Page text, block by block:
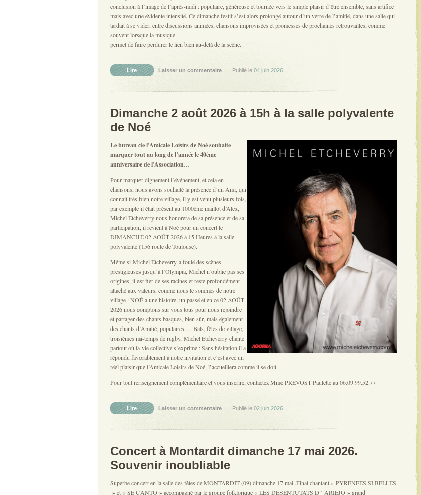
conclusion à l’image de l’après-midi : populaire, généreuse et tournée vers le simple plaisir d’être ensemble, sans artifice
mais avec une évidente intensité. Ce dimanche festif s’est alors prolongé autour d’un verre de l’amitié, dans une salle qui
tardait à se vider, entre discussions animées, chansons improvisées et promesses de prochaines retrouvailles, comme
souvent lorsque la musique
permet de faire perdurer le lien bien au-delà de la scène.
Lire Laisser un commentaire| Publié le 04 juin 2026
Dimanche 2 août 2026 à 15h à la salle polyvalente
de Noé
Le bureau de l’Amicale Loisirs de Noé souhaite
marquer tout au long de l’année le 40ème
anniversaire de l’Association…
Pour marquer dignement l’événement, et cela en
chansons, nous avons souhaité la présence d’un Ami, qui
connait très bien notre village, il y est venu plusieurs fois,
par exemple il était présent au 1000ème maillot d’Alex,
Michel Etcheverry nous honorera de sa présence et de sa
participation, il revient à Noé pour un concert le
DIMANCHE 02 AOÛT 2026 à 15 Heures à la salle
polyvalente (156 route de Toulouse).
Même si Michel Etcheverry a foulé des scènes
prestigieuses jusqu’à l’Olympia, Michel n’oublie pas ses
origines, il est fier de ses racines et reste profondément
attaché aux valeurs, comme nous le sommes de notre
village : NOÉ a une histoire, un passé et en ce 02 AOÛT
2026 nous comptons sur vous tous pour nous rejoindre
et partager des chants basques, bien sûr, mais également
des chants d’Amitié, populaires … Bals, fêtes de village,
troisièmes mi-temps de rugby, Michel Etcheverry chante
partout où la vie collective s’exprime : Sans hésitation il a
répondu favorablement à notre invitation et c’est avec un
réel plaisir que l’Amicale Loisirs de Noé, l’accueillera comme il se doit.
Pour tout renseignement complémentaire et vous inscrire, contactez Mme PREVOST Paulette au 06.09.99.52.77
Lire Laisser un commentaire| Publié le 02 juin 2026
Concert à Montardit dimanche 17 mai 2026.
Souvenir inoubliable
Superbe concert en la salle des fêtes de MONTARDIT (09) dimanche 17 mai .Final chantant « PYRENEES SI BELLES
» et « SE CANTO » accompagné par le groupe folklorique « LES DESENTUTATS D ‘ ARIEJO » grand